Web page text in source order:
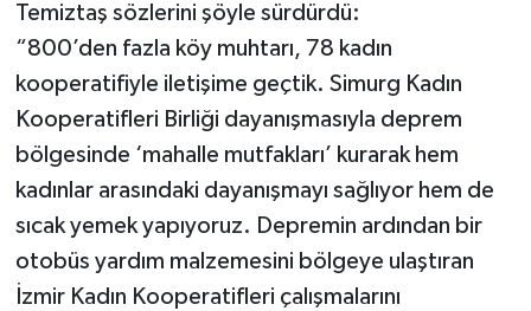
Temiztaş sözlerini şöyle sürdürdü:
“800’den fazla köy muhtarı, 78 kadın
kooperatifiyle iletişime geçtik. Simurg Kadın
Kooperatifleri Birliği dayanışmasıyla deprem
bölgesinde ‘mahalle mutfakları’ kurarak hem
kadınlar arasındaki dayanışmayı sağlıyor hem de
sıcak yemek yapıyoruz. Depremin ardından bir
otobüs yardım malzemesini bölgeye ulaştıran
İzmir Kadın Kooperatifleri çalışmalarını